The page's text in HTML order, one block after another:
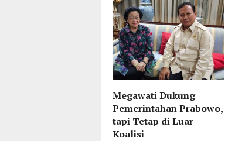
Megawati Dukung
Pemerintahan Prabowo,
tapi Tetap di Luar
Koalisi